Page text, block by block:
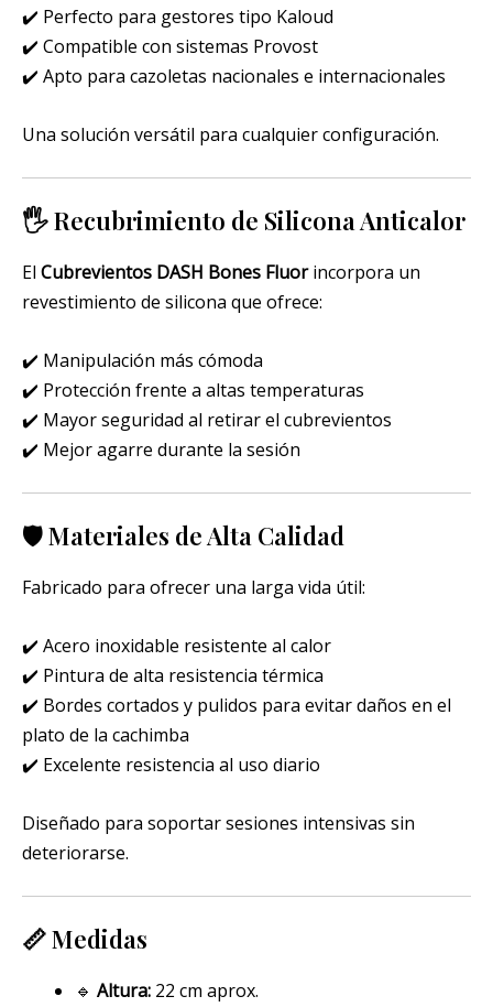
✔️ Perfecto para gestores tipo Kaloud
✔️ Compatible con sistemas Provost
✔️ Apto para cazoletas nacionales e internacionales
Una solución versátil para cualquier configuración.
🖐️ Recubrimiento de Silicona Anticalor
El Cubrevientos DASH Bones Fluorincorpora un
revestimiento de silicona que ofrece:
✔️ Manipulación más cómoda
✔️ Protección frente a altas temperaturas
✔️ Mayor seguridad al retirar el cubrevientos
✔️ Mejor agarre durante la sesión
🛡️ Materiales de Alta Calidad
Fabricado para ofrecer una larga vida útil:
✔️ Acero inoxidable resistente al calor
✔️ Pintura de alta resistencia térmica
✔️ Bordes cortados y pulidos para evitar daños en el
plato de la cachimba
✔️ Excelente resistencia al uso diario
Diseñado para soportar sesiones intensivas sin
deteriorarse.
📏 Medidas
🔹 Altura: 22 cm aprox.